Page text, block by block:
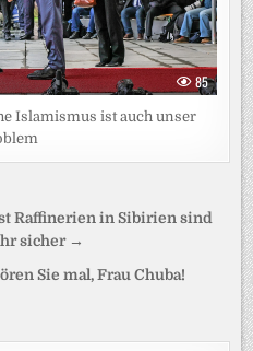
85
Islamismus ist auch unser
Raffinerien in Sibirien sind
sicher →
Sie mal, Frau Chuba!